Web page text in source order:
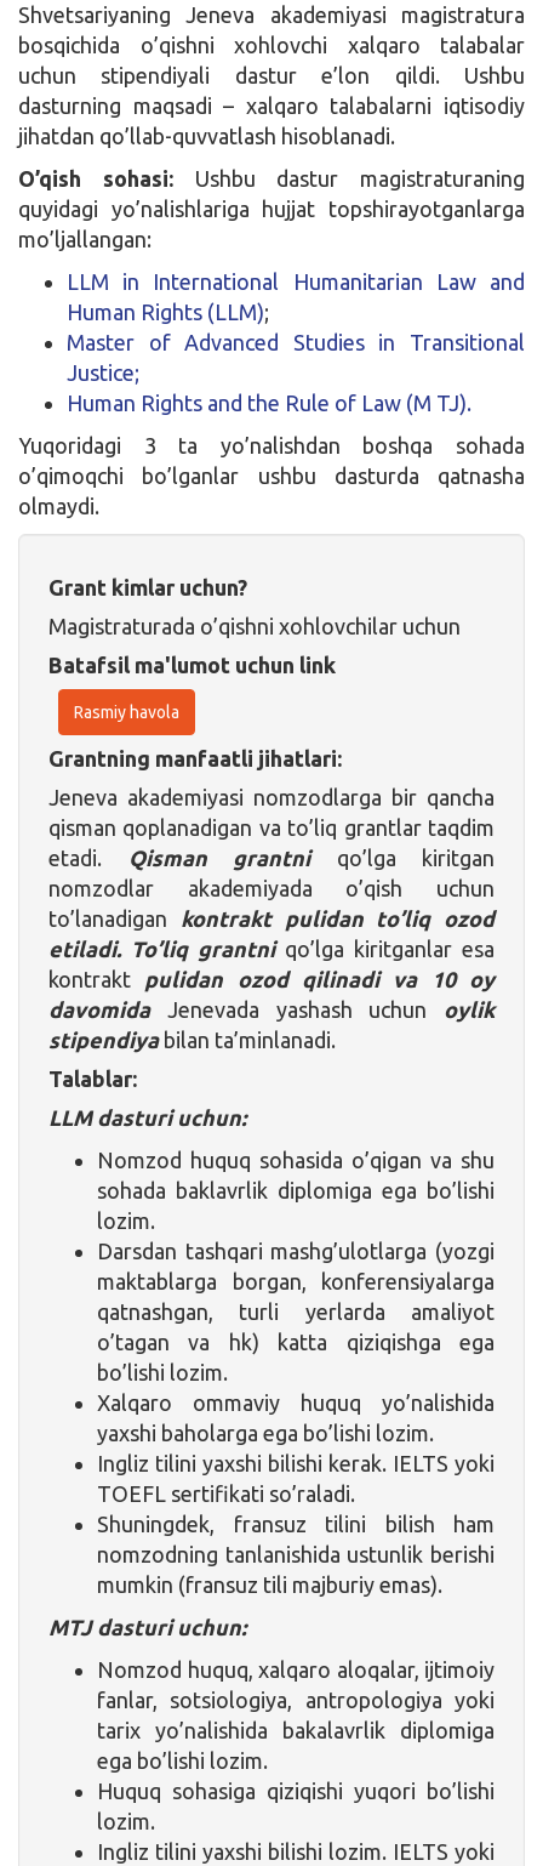
Shvetsariyaning Jeneva akademiyasi magistratura
bosqichida o’qishni xohlovchi xalqaro talabalar
uchun stipendiyali dastur e’lon qildi. Ushbu
dasturning maqsadi – xalqaro talabalarni iqtisodiy
jihatdan qo’llab-quvvatlash hisoblanadi.
O’qish sohasi:Ushbu dastur magistraturaning
quyidagi yo’nalishlariga hujjat topshirayotganlarga
mo’ljallangan:
LLM in International Humanitarian Law and
Human Rights (LLM);
Master of Advanced Studies in Transitional
Justice;
Human Rights and the Rule of Law (M TJ).
Yuqoridagi 3 ta yo’nalishdan boshqa sohada
o’qimoqchi bo’lganlar ushbu dasturda qatnasha
olmaydi.
Grant kimlar uchun?
Magistraturada o’qishni xohlovchilar uchun
Batafsil ma'lumot uchun link
Rasmiy havola
Grantning manfaatli jihatlari:
Jeneva akademiyasi nomzodlarga bir qancha
qisman qoplanadigan va to’liq grantlar taqdim
etadi.
Qisman grantniqo’lga kiritgan
nomzodlar akademiyada o’qish uchun
to’lanadigan
kontrakt pulidan to’liq ozod
etiladi. To’liq grantniqo’lga kiritganlar esa
kontrakt pulidan ozod qilinadi va 10 oy
davomidaJenevada yashash uchun oylik
stipendiyabilan ta’minlanadi.
Talablar:
LLM dasturi uchun:
Nomzod huquq sohasida o’qigan va shu
sohada baklavrlik diplomiga ega bo’lishi
lozim.
Darsdan tashqari mashg’ulotlarga (yozgi
maktablarga borgan, konferensiyalarga
qatnashgan, turli yerlarda amaliyot
o’tagan va hk) katta qiziqishga ega
bo’lishi lozim.
Xalqaro ommaviy huquq yo’nalishida
yaxshi baholarga ega bo’lishi lozim.
Ingliz tilini yaxshi bilishi kerak. IELTS yoki
TOEFL sertifikati so’raladi.
Shuningdek, fransuz tilini bilish ham
nomzodning tanlanishida ustunlik berishi
mumkin (fransuz tili majburiy emas).
MTJ dasturi uchun:
Nomzod huquq, xalqaro aloqalar, ijtimoiy
fanlar, sotsiologiya, antropologiya yoki
tarix yo’nalishida bakalavrlik diplomiga
ega bo’lishi lozim.
Huquq sohasiga qiziqishi yuqori bo’lishi
lozim.
Ingliz tilini yaxshi bilishi lozim. IELTS yoki